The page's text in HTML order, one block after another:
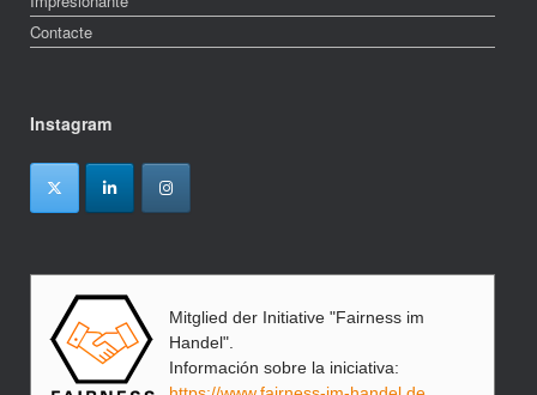
Contacte
Instagram
Mitglied der Initiative "Fairness im
Handel".
Información sobre la iniciativa: